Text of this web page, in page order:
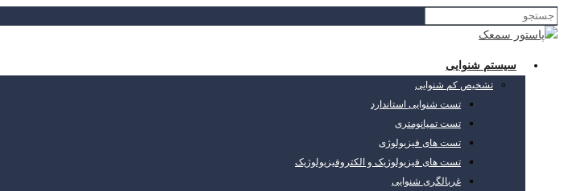
سیستم شنوایی
تشخیص کم شنوایی
تست شنوایی استاندارد
تست تمپانومتری
تست های فیزیولوژی
تست های فیزیولوژیک و الکتروفیزیولوژیک
غربالگری شنوایی